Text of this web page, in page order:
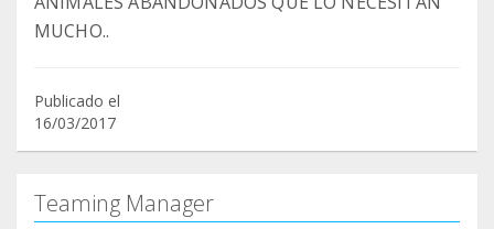
MUCHO..
Publicado el
16/03/2017
Teaming Manager